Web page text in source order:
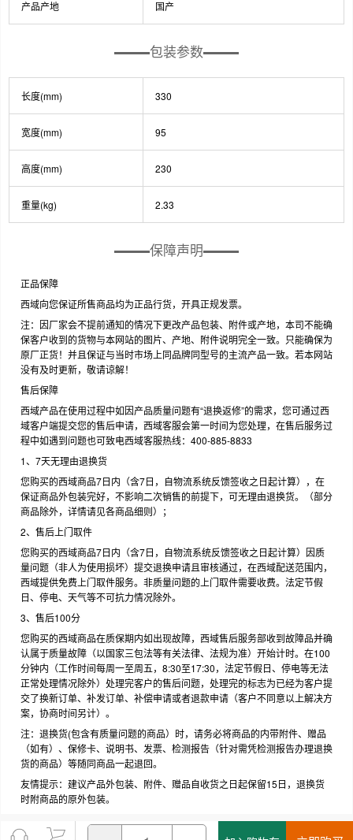
产品产地 国产
包装参数
长度(mm) 330
宽度(mm) 95
高度(mm) 230
重量(kg) 2.33
保障声明
正品保障
西域向您保证所售商品均为正品行货，开具正规发票。
注：因厂家会不提前通知的情况下更改产品包装、附件或产地，本司不能确
保客户收到的货物与本网站的图片、产地、附件说明完全一致。只能确保为
原厂正货！并且保证与当时市场上同品牌同型号的主流产品一致。若本网站
没有及时更新，敬请谅解！
售后保障
西域产品在使用过程中如因产品质量问题有“退换返修”的需求，您可通过西
域客户端提交您的售后申请，西域客服会第一时间为您处理，在售后服务过
程中如遇到问题也可致电西域客服热线：400-885-8833
1、7天无理由退换货
您购买的西域商品7日内（含7日，自物流系统反馈签收之日起计算），在
保证商品外包装完好，不影响二次销售的前提下，可无理由退换货。（部分
商品除外，详情请见各商品细则）；
2、售后上门取件
您购买的西域商品7日内（含7日，自物流系统反馈签收之日起计算）因质
量问题（非人为使用损坏）提交退换申请且审核通过，在西域配送范围内，
西域提供免费上门取件服务。非质量问题的上门取件需要收费。法定节假
日、停电、天气等不可抗力情况除外。
3、售后100分
您购买的西域商品在质保期内如出现故障，西域售后服务部收到故障品并确
认属于质量故障（以国家三包法等有关法律、法规为准）开始计时。在100
分钟内（工作时间每周一至周五，8:30至17:30，法定节假日、停电等无法
正常处理情况除外）处理完客户的售后问题，处理完的标志为已经为客户提
交了换新订单、补发订单、补偿申请或者退款申请（客户不同意以上解决方
案，协商时间另计）。
注：退换货(包含有质量问题的商品）时，请务必将商品的内带附件、赠品
（如有）、保修卡、说明书、发票、检测报告（针对需凭检测报告办理退换
货的商品）等随同商品一起退回。
友情提示：建议产品外包装、附件、赠品自收货之日起保留15日，退换货
时附商品的原外包装。